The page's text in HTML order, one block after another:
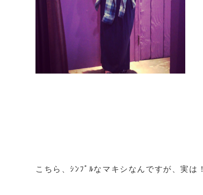
こちら、ｼﾝﾌﾟﾙなマキシなんですが、実は！